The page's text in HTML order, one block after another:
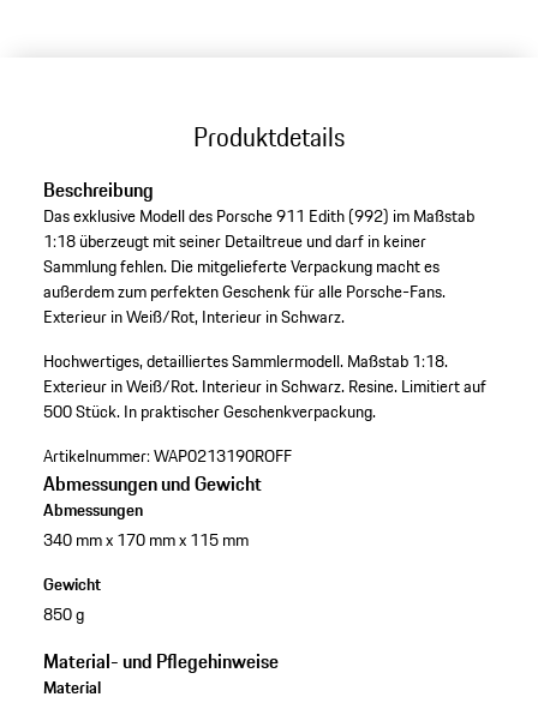
Produktdetails
Beschreibung
Das exklusive Modell des Porsche 911 Edith (992) im Maßstab
1:18 überzeugt mit seiner Detailtreue und darf in keiner
Sammlung fehlen. Die mitgelieferte Verpackung macht es
außerdem zum perfekten Geschenk für alle Porsche-Fans.
Exterieur in Weiß/Rot, Interieur in Schwarz.
Hochwertiges, detailliertes Sammlermodell.Maßstab 1:18.
Exterieur in Weiß/Rot.Interieur in Schwarz.Resine.Limitiert auf
500 Stück.In praktischer Geschenkverpackung.
Artikelnummer:WAP0213190ROFF
Abmessungen und Gewicht
Abmessungen
340 mm x 170 mm x 115 mm
Gewicht
850 g
Material- und Pflegehinweise
Material